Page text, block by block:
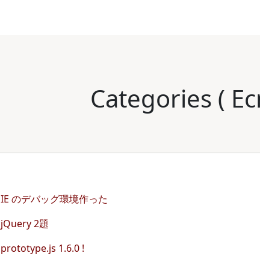
Categories (
IE のデバッグ環境作った
jQuery 2題
prototype.js 1.6.0 !